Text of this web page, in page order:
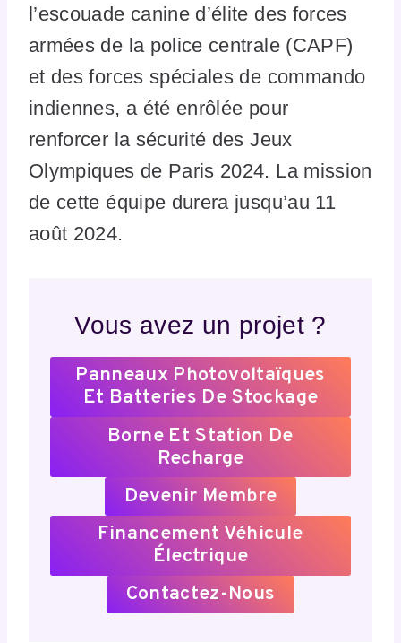
l’escouade canine d’élite des forces
armées de la police centrale (CAPF)
et des forces spéciales de commando
indiennes, a été enrôlée pour
renforcer la sécurité des Jeux
Olympiques de Paris 2024. La mission
de cette équipe durera jusqu’au 11
août 2024.
Vous avez un projet ?
Panneaux Photovoltaïques
Et Batteries De Stockage
Borne Et Station De
Recharge
Devenir Membre
Financement Véhicule
Électrique
Contactez-Nous